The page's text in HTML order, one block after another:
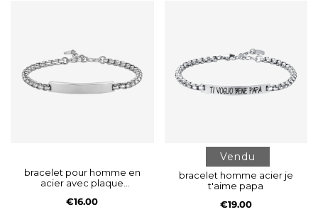
bracelet pour homme en
acier avec plaque
€16.00
Vendu
bracelet homme acier je
t'aime papa
€19.00